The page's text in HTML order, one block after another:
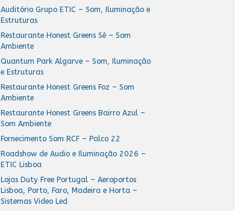
Auditório Grupo ETIC – Som, Iluminação e
Estruturas
Restaurante Honest Greens Sé – Som
Ambiente
Quantum Park Algarve – Som, Iluminação
e Estruturas
Restaurante Honest Greens Foz – Som
Ambiente
Restaurante Honest Greens Bairro Azul –
Som Ambiente
Fornecimento Som RCF – Palco 22
Roadshow de Audio e Iluminação 2026 –
ETIC Lisboa
Lojas Duty Free Portugal – Aeroportos
Lisboa, Porto, Faro, Madeira e Horta –
Sistemas Video Led